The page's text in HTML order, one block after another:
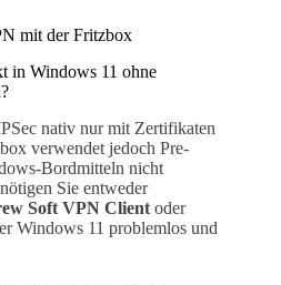
mit der Fritzbox
in Windows 11 ohne
nativ nur mit Zertifikaten
verwendet jedoch Pre-
Bordmitteln nicht
Sie entweder
Soft VPN Client oder
Windows 11 problemlos und